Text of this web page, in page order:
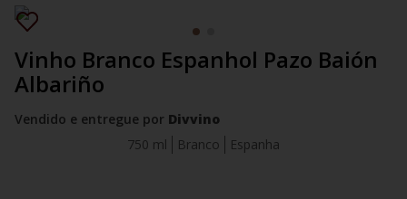
Vinho Branco Espanhol Pazo Baión
Albariño
Vendido e entregue por Divvino
Branco
Espanha
750 ml